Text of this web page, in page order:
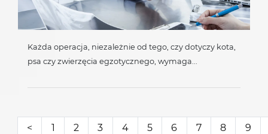
Każda operacja, niezależnie od tego, czy dotyczy kota,
psa czy zwierzęcia egzotycznego, wymaga...
< 1 2 3 4 5 6 7 8 9